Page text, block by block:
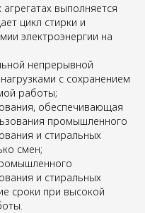
выполняется
цикл стирки и
электроэнергии на
непрерывной
с сохранением
работы;
обеспечивающая
промышленного
и стиральных
смен;
и стиральных
сроки при высокой